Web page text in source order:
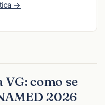
→
VG: como se
2026